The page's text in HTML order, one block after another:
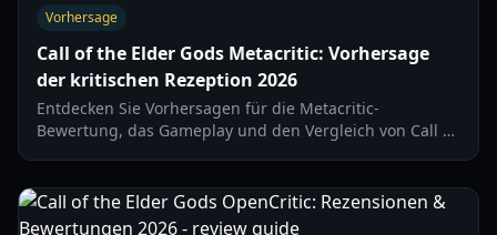
Vorhersage
Call of the Elder Gods Metacritic: Vorhersage
der kritischen Rezeption 2026
Entdecken Sie Vorhersagen für die Metacritic-
Bewertung, das Gameplay und den Vergleich von Call of